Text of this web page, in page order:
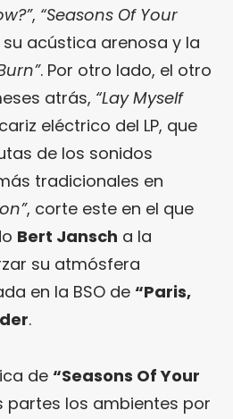
, “Seasons Of Your
acústica arenosa y la
. Por otro lado, el otro
atrás, “Lay Myself
eléctrico del LP, que
de los sonidos
tradicionales en
, corte este en el que
Bert Jansch a la
su atmósfera
en la BSO de “Paris,
.
de “Seasons Of Your
partes los ambientes por